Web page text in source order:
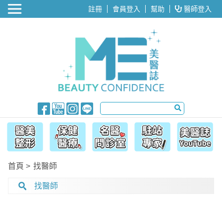
醫美整形 註冊 會員登入 幫助 醫師登入
首頁 找醫師
找醫師